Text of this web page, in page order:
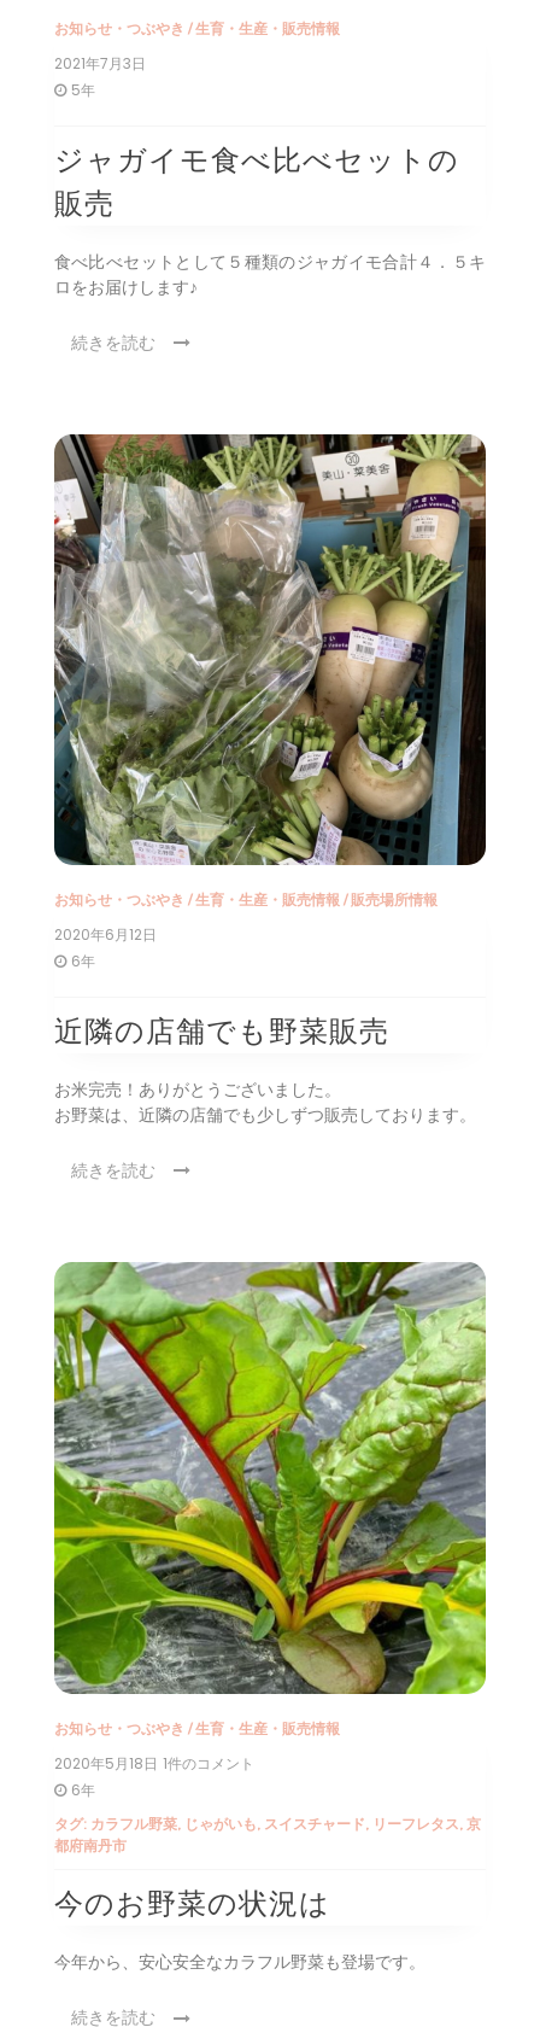
お知らせ・つぶやき /生育・生産・販売情報
2021年7月3日
5年
ジャガイモ食べ比べセットの
販売
食べ比べセットとして５種類のジャガイモ合計４．５キ
ロをお届けします♪
続きを読む
お知らせ・つぶやき /生育・生産・販売情報 / 販売場所情報
2020年6月12日
6年
近隣の店舗でも野菜販売
お米完売！ありがとうございました。
お野菜は、近隣の店舗でも少しずつ販売しております。
続きを読む
お知らせ・つぶやき /生育・生産・販売情報
2020年5月18日 今
野
状
況
へ
1件のコメント
6年
タグ: カラフル野菜, じゃがいも, スイスチャード, リーフレタス, 京
都府南丹市
今のお野菜の状況は
今年から、安心安全なカラフル野菜も登場です。
続きを読む